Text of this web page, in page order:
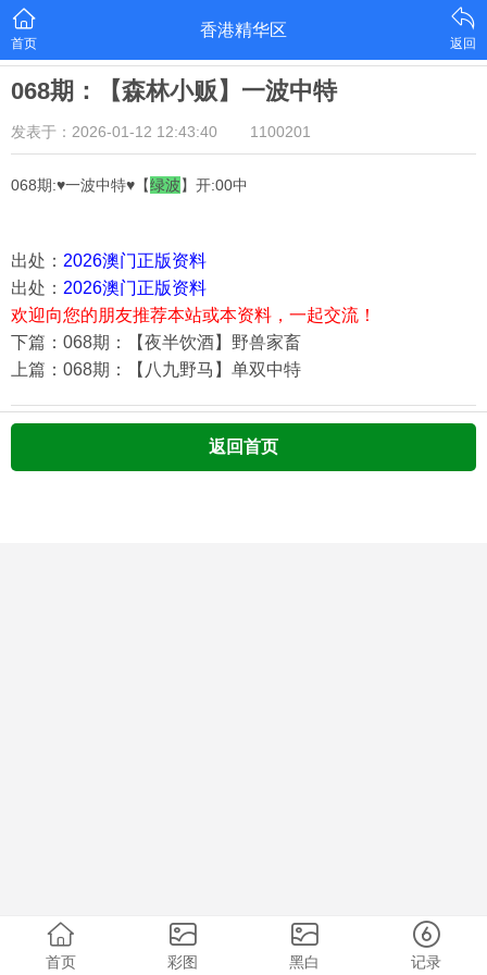
首页
香港精华区
返回
068期：【森林小贩】一波中特
发表于：2026-01-12 12:43:40 1100201
068期:♥一波中特♥【绿波】开:00中
出处： 2026澳门正版资料
出处： 2026澳门正版资料
欢迎向您的朋友推荐本站或本资料，一起交流！
下篇：068期：【夜半饮酒】野兽家畜
上篇：068期：【八九野马】单双中特
返回首页
首页 彩图 黑白 记录